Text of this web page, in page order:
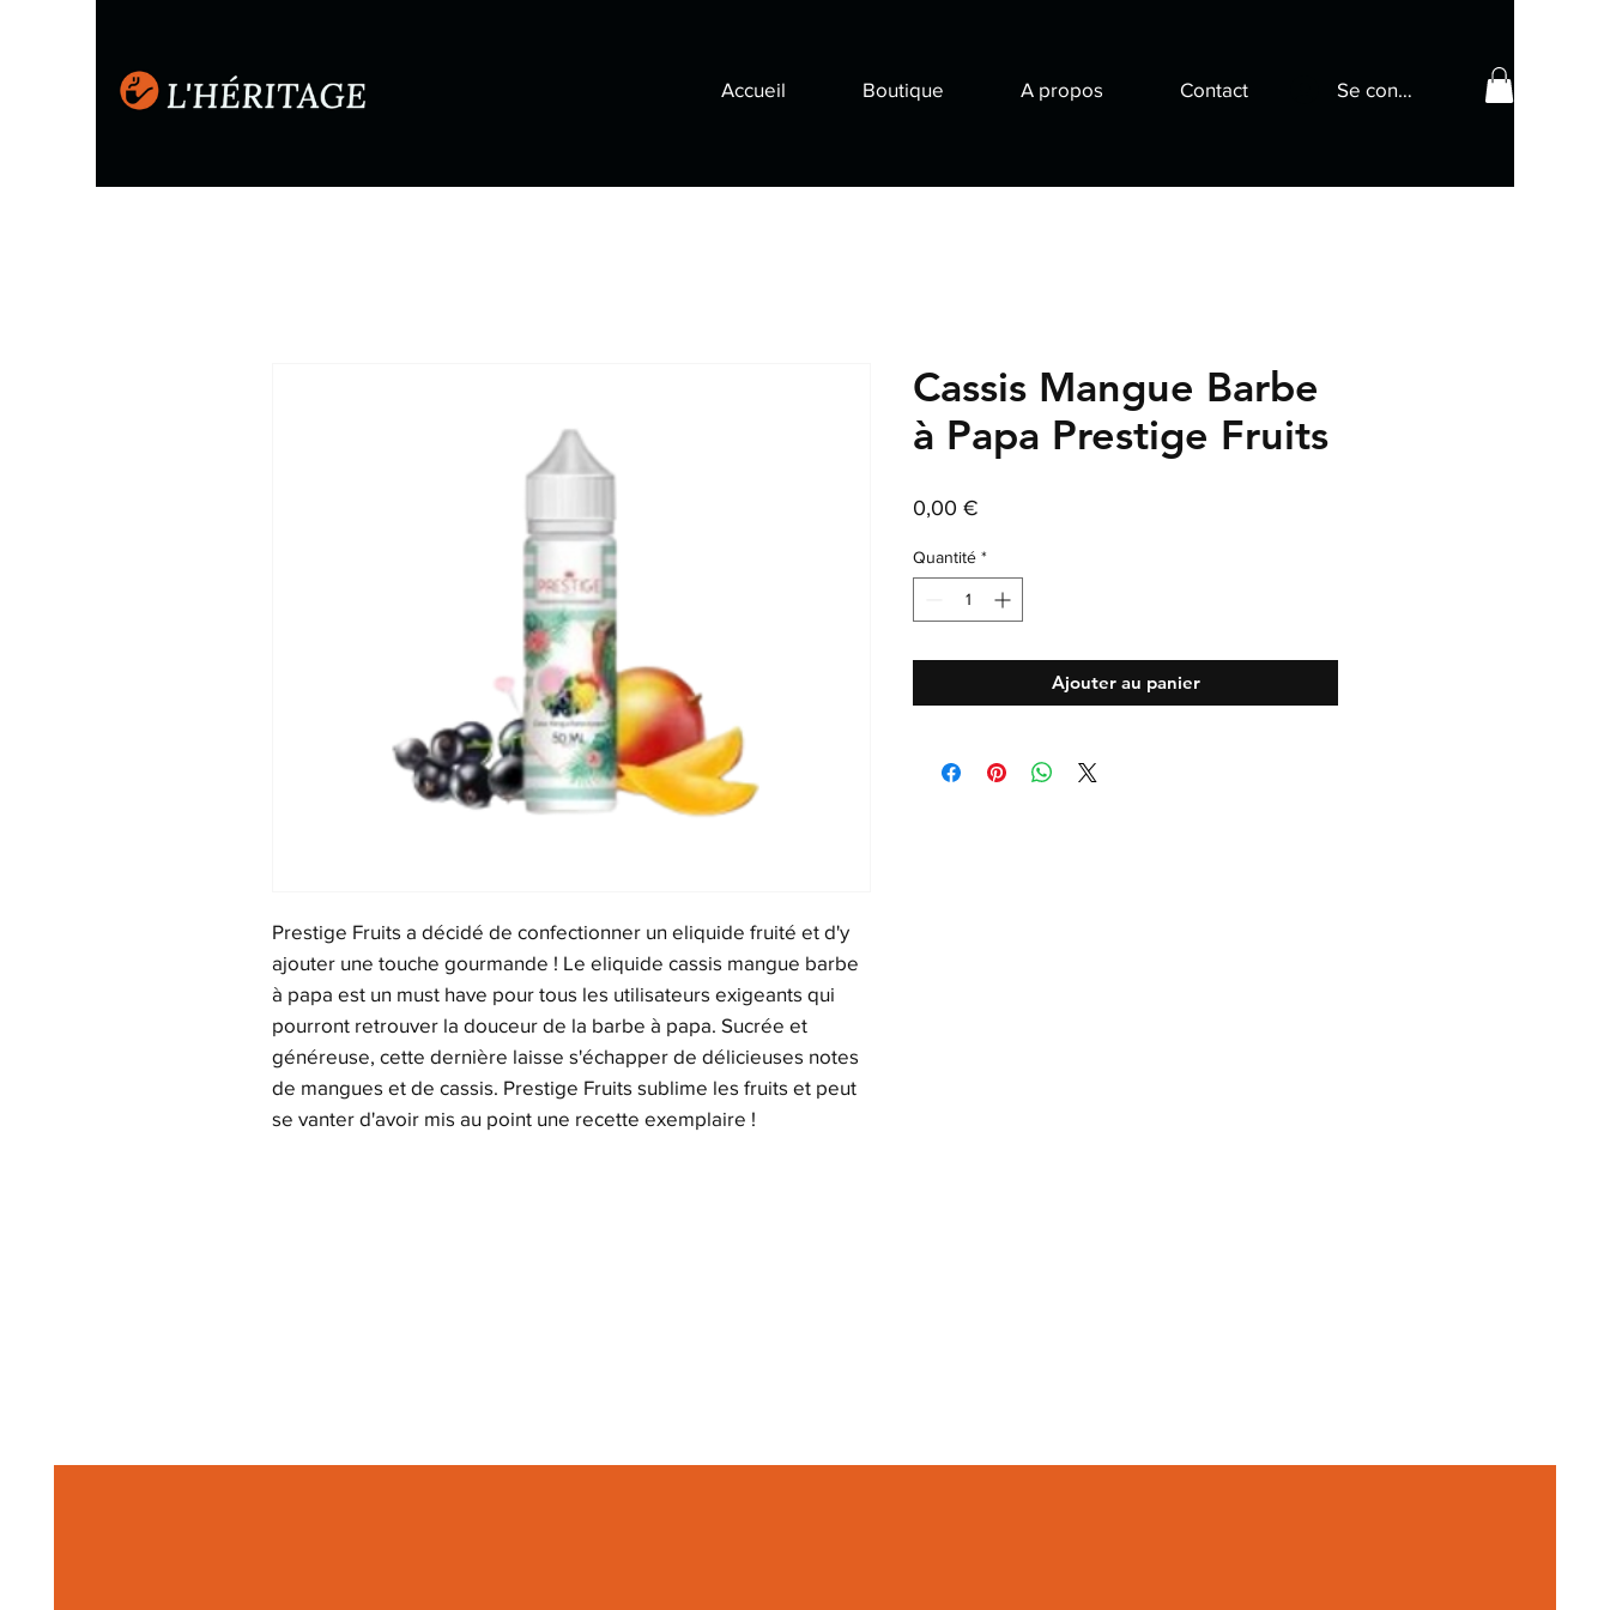
Accueil Boutique A propos Contact Se connecter
Prestige Fruits a décidé de confectionner un eliquide fruité et d'y
ajouter une touche gourmande ! Le eliquide cassis mangue barbe
à papa est un must have pour tous les utilisateurs exigeants qui
pourront retrouver la douceur de la barbe à papa. Sucrée et
généreuse, cette dernière laisse s'échapper de délicieuses notes
de mangues et de cassis. Prestige Fruits sublime les fruits et peut
se vanter d'avoir mis au point une recette exemplaire !
Cassis Mangue Barbe
à Papa Prestige Fruits
0,00 €
Quantité *
Ajouter au panier